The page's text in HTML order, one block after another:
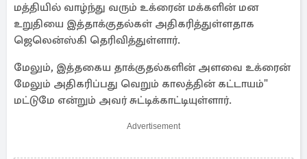
மத்தியில் வாழ்ந்து வரும் உக்ரைன் மக்களின் மன
உறுதியை இத்தாக்குதல்கள் அதிகரித்துள்ளதாக
ஜெலென்ஸ்கி தெரிவித்துள்ளார்.
மேலும், இத்தகைய தாக்குதல்களின் அளவை உக்ரைன்
மேலும் அதிகரிப்பது வெறும் காலத்தின் கட்டாயம்"
மட்டுமே என்றும் அவர் சுட்டிக்காட்டியுள்ளார்.
Advertisement